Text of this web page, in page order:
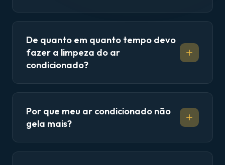
De quanto em quanto tempo devo
fazer a limpeza do ar
condicionado?
Por que meu ar condicionado não
gela mais?